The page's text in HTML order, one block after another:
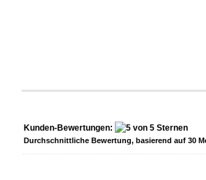
Kunden-Bewertungen:
Durchschnittliche Bewertung, basierend auf30